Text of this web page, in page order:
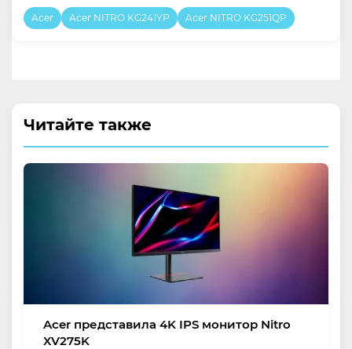
Acer Acer NITRO KG241YP Acer NITRO KG251QP
Читайте также
Acer представила 4K IPS монитор Nitro
XV275K